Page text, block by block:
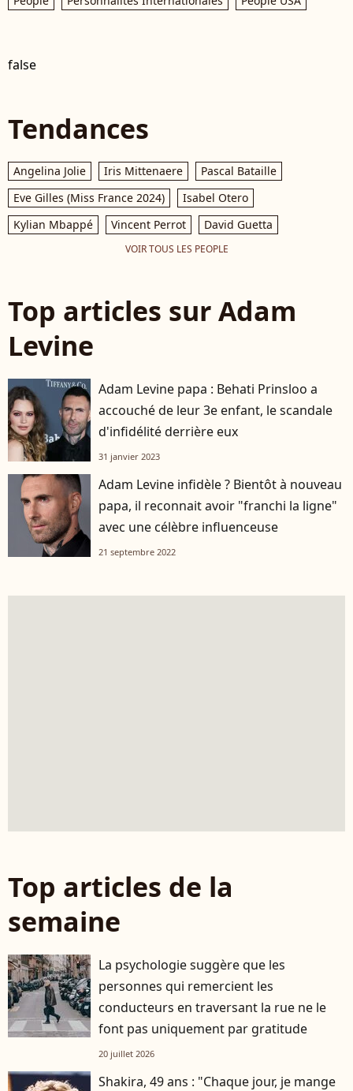
false
Tendances
Angelina Jolie Iris Mittenaere
Pascal Bataille
Eve Gilles (Miss France 2024)
Isabel Otero
Kylian Mbappé
Vincent Perrot David Guetta
VOIR TOUS LES PEOPLE
Top articles sur Adam
Levine
Adam Levine papa : Behati Prinsloo a
accouché de leur 3e enfant, le scandale
d'infidélité derrière eux
31 janvier 2023
Adam Levine infidèle ? Bientôt à nouveau
papa, il reconnait avoir "franchi la ligne"
avec une célèbre influenceuse
21 septembre 2022
Top articles de la
semaine
La psychologie suggère que les
personnes qui remercient les
conducteurs en traversant la rue ne le
font pas uniquement par gratitude
20 juillet 2026
Shakira, 49 ans : "Chaque jour, je mange